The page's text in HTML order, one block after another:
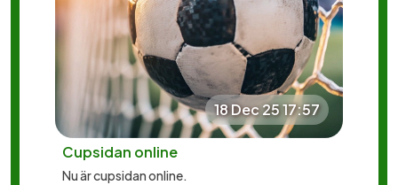
18 Dec 25 17:57
Cupsidan online
Nu är cupsidan online.